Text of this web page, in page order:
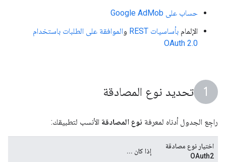
حساب على Google AdMob
الإلمام بأساسيات REST والموافقة على الطلبات باستخدام
OAuth 2.0
تحديد نوع المصادقة
راجِع الجدول أدناه لمعرفة نوع المصادقة الأنسب لتطبيقك:
اختيار نوع مصادقة
OAuth2
إذا كان ...